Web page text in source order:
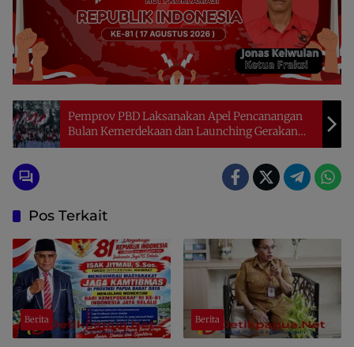
Pemprov PBD Laksanakan Apel Pencanangan
Bulan Kemerdekaan dan Launching Gerakan
Pembagian Bendera Merah Putih
Pos Terkait
Berita Berita